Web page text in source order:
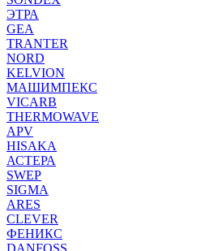
ЭТРА
GEA
TRANTER
NORD
KELVION
МАШИМПЕКС
VICARB
THERMOWAVE
APV
HISAKA
АСТЕРА
SWEP
SIGMA
ARES
CLEVER
ФЕНИКС
DANFOSS